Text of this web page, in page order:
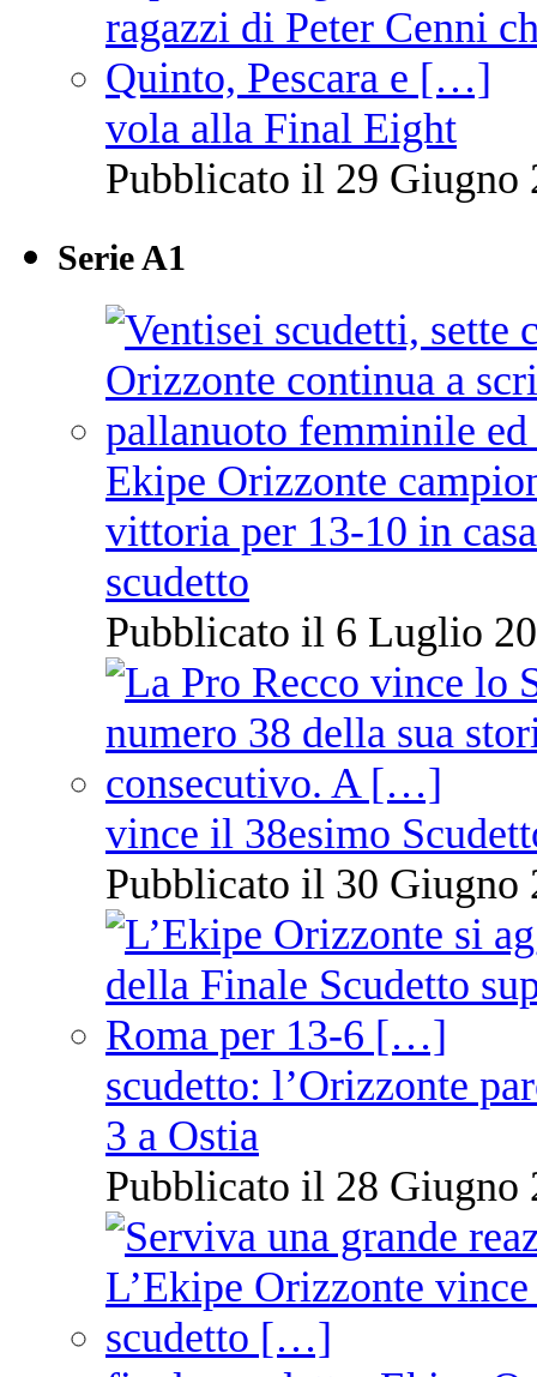
vola alla Final Eight
Pubblicato il 29 Giugno
Serie A1
Ekipe Orizzonte
vittoria per 13-10 in
scudetto
Pubblicato il 6 Luglio
vince il 38esimo
Pubblicato il 30 Giugno
scudetto: l’Orizzonte
3 a Ostia
Pubblicato il 28 Giugno